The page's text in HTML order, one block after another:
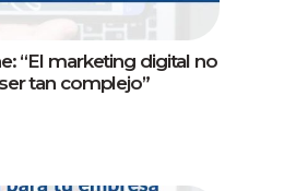
“El marketing digital no
tan complejo”